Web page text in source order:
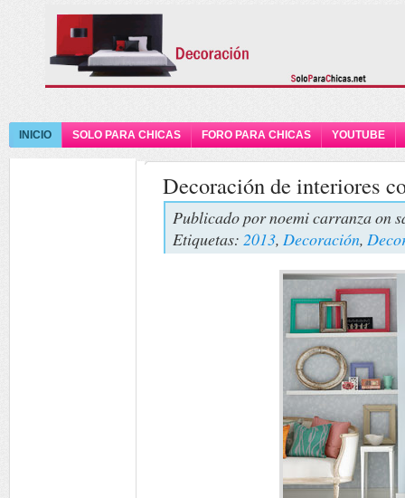
INICIO SOLO PARA CHICAS FORO PARA CHICAS YOUTUBE
Decoración de interiores
Publicado pornoemi carranzaon
Etiquetas: 2013, Decoración,